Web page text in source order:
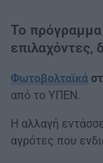
Το πρόγραμμα
Φωτοβολταϊκά
από το ΥΠΕΝ.
Η αλλαγή
αγρότες που